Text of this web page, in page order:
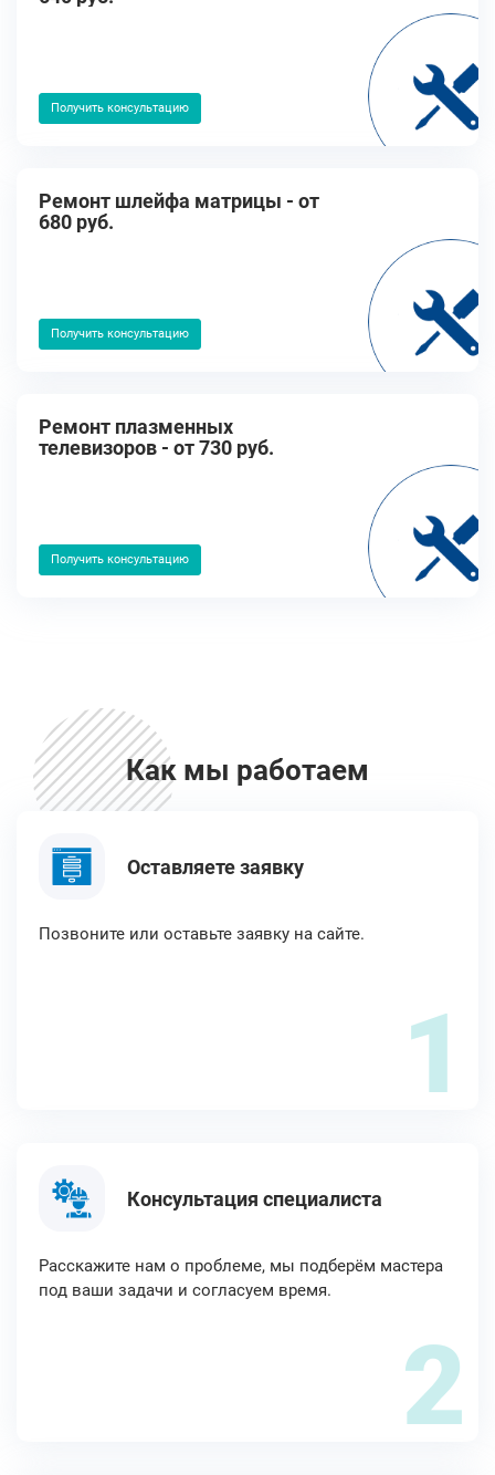
Получить консультацию
Ремонт шлейфа матрицы - от
680 руб.
Получить консультацию
Ремонт плазменных
телевизоров - от 730 руб.
Получить консультацию
Как мы работаем
Оставляете заявку
Позвоните или оставьте заявку на сайте.
1
Консультация специалиста
Расскажите нам о проблеме, мы подберём мастера
под ваши задачи и согласуем время.
2